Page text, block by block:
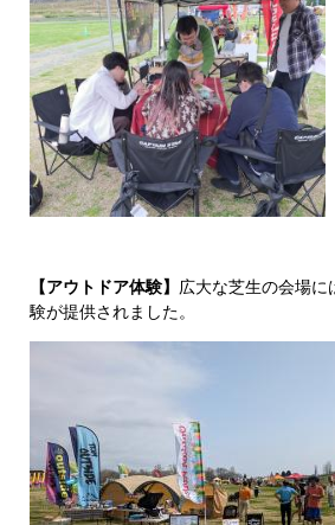
【アウトドア体験】 広大な芝生の会場に
験が提供されました。